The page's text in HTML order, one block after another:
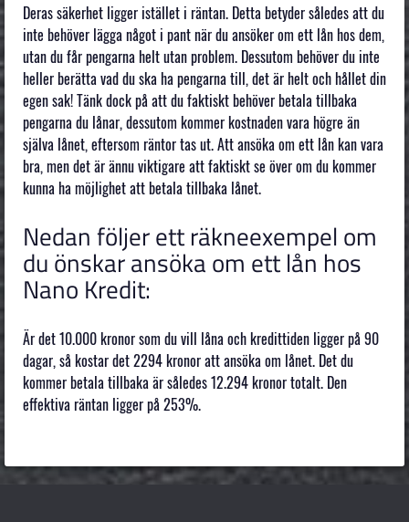
Deras säkerhet ligger istället i räntan. Detta betyder således att du
inte behöver lägga något i pant när du ansöker om ett lån hos dem,
utan du får pengarna helt utan problem. Dessutom behöver du inte
heller berätta vad du ska ha pengarna till, det är helt och hållet din
egen sak! Tänk dock på att du faktiskt behöver betala tillbaka
pengarna du lånar, dessutom kommer kostnaden vara högre än
själva lånet, eftersom räntor tas ut. Att ansöka om ett lån kan vara
bra, men det är ännu viktigare att faktiskt se över om du kommer
kunna ha möjlighet att betala tillbaka lånet.
Nedan följer ett räkneexempel om
du önskar ansöka om ett lån hos
Nano Kredit:
Är det 10.000 kronor som du vill låna och kredittiden ligger på 90
dagar, så kostar det 2294 kronor att ansöka om lånet. Det du
kommer betala tillbaka är således 12.294 kronor totalt. Den
effektiva räntan ligger på 253%.